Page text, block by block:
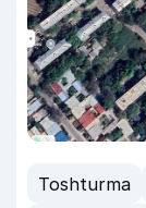
Toshturma